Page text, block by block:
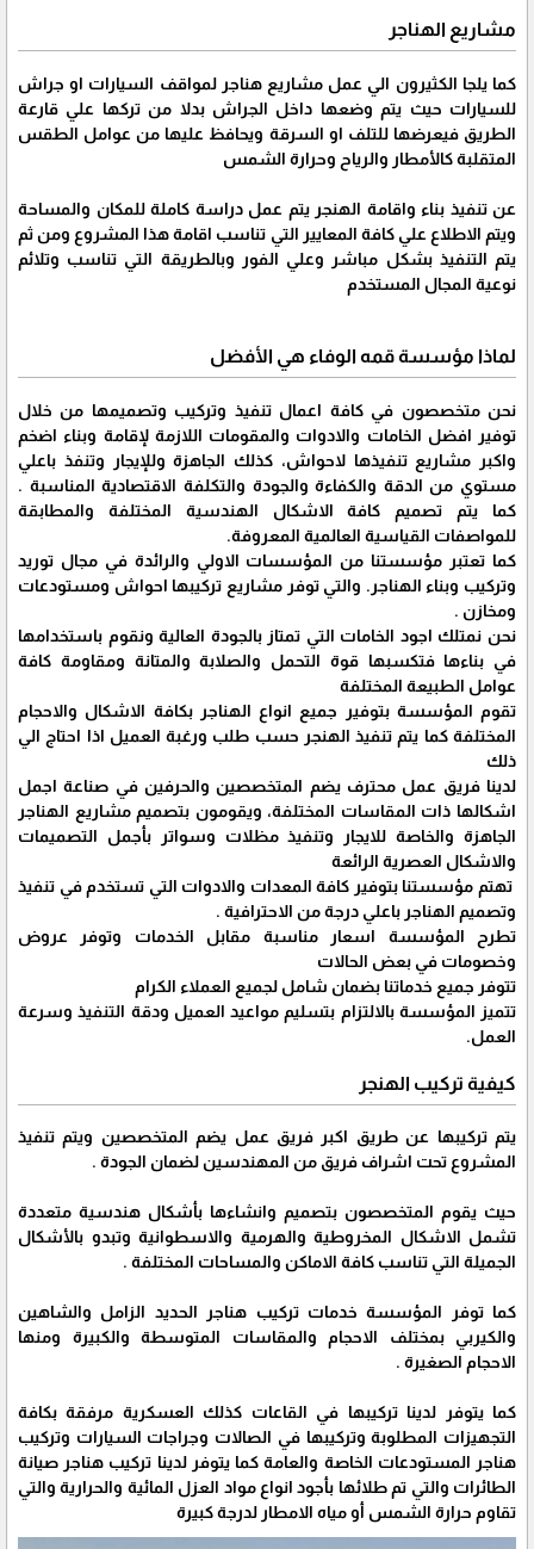
مشاريع الهناجر
كما يلجا الكثيرون الي عمل مشاريع هناجر لمواقف السيارات او جراش
للسيارات حيث يتم وضعها داخل الجراش بدلا من تركها علي قارعة
الطريق فيعرضها للتلف او السرقة ويحافظ عليها من عوامل الطقس
المتقلبة كالأمطار والرياح وحرارة الشمس
عن تنفيذ بناء واقامة الهنجر يتم عمل دراسة كاملة للمكان والمساحة
ويتم الاطلاع علي كافة المعايير التي تناسب اقامة هذا المشروع ومن ثم
يتم التنفيذ بشكل مباشر وعلي الفور وبالطريقة التي تناسب وتلائم
نوعية المجال المستخدم
لماذا مؤسسة قمه الوفاء هي الأفضل
نحن متخصصون في كافة اعمال تنفيذ وتركيب وتصميمها من خلال
توفير افضل الخامات والادوات والمقومات اللازمة لإقامة وبناء اضخم
واكبر مشاريع تنفيذها لاحواش، كذلك الجاهزة وللإيجار وتنفذ باعلي
مستوي من الدقة والكفاءة والجودة والتكلفة الاقتصادية المناسبة .
كما يتم تصميم كافة الاشكال الهندسية المختلفة والمطابقة
للمواصفات القياسية العالمية المعروفة.
كما تعتبر مؤسستنا من المؤسسات الاولي والرائدة في مجال توريد
وتركيب وبناء الهناجر. والتي توفر مشاريع تركيبها احواش ومستودعات
ومخازن .
نحن نمتلك اجود الخامات التي تمتاز بالجودة العالية ونقوم باستخدامها
في بناءها فتكسبها قوة التحمل والصلابة والمتانة ومقاومة كافة
عوامل الطبيعة المختلفة
تقوم المؤسسة بتوفير جميع انواع الهناجر بكافة الاشكال والاحجام
المختلفة كما يتم تنفيذ الهنجر حسب طلب ورغبة العميل اذا احتاج الي
ذلك
لدينا فريق عمل محترف يضم المتخصصين والحرفين في صناعة اجمل
اشكالها ذات المقاسات المختلفة، ويقومون بتصميم مشاريع الهناجر
الجاهزة والخاصة للايجار وتنفيذ مظلات وسواتر بأجمل التصميمات
والاشكال العصرية الرائعة
تهتم مؤسستنا بتوفير كافة المعدات والادوات التي تستخدم في تنفيذ
وتصميم الهناجر باعلي درجة من الاحترافية .
تطرح المؤسسة اسعار مناسبة مقابل الخدمات وتوفر عروض
وخصومات في بعض الحالات
تتوفر جميع خدماتنا بضمان شامل لجميع العملاء الكرام
تتميز المؤسسة بالالتزام بتسليم مواعيد العميل ودقة التنفيذ وسرعة
العمل.
كيفية تركيب الهنجر
يتم تركيبها عن طريق اكبر فريق عمل يضم المتخصصين ويتم تنفيذ
المشروع تحت اشراف فريق من المهندسين لضمان الجودة .
حيث يقوم المتخصصون بتصميم وانشاءها بأشكال هندسية متعددة
تشمل الاشكال المخروطية والهرمية والاسطوانية وتبدو بالأشكال
الجميلة التي تناسب كافة الاماكن والمساحات المختلفة .
كما توفر المؤسسة خدمات تركيب هناجر الحديد الزامل والشاهين
والكيربي بمختلف الاحجام والمقاسات المتوسطة والكبيرة ومنها
الاحجام الصغيرة .
كما يتوفر لدينا تركيبها في القاعات كذلك العسكرية مرفقة بكافة
التجهيزات المطلوبة وتركيبها في الصالات وجراجات السيارات وتركيب
هناجر المستودعات الخاصة والعامة كما يتوفر لدينا تركيب هناجر صيانة
الطائرات والتي تم طلائها بأجود انواع مواد العزل المائية والحرارية والتي
تقاوم حرارة الشمس أو مياه الامطار لدرجة كبيرة